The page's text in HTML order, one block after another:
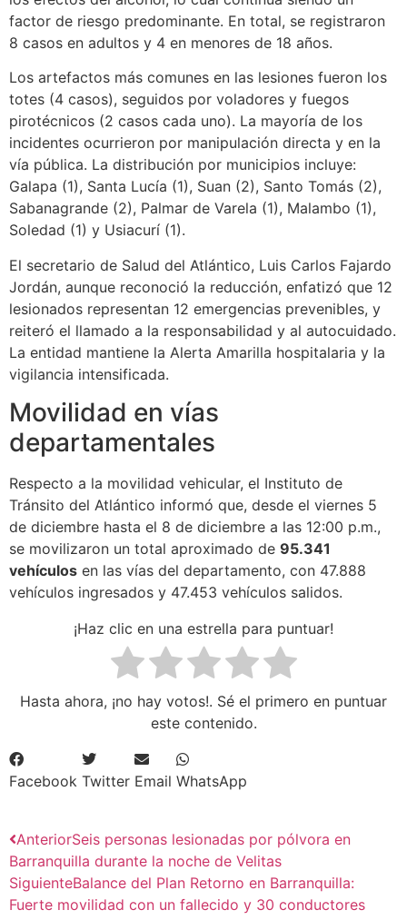
factor de riesgo predominante. En total, se registraron
8 casos en adultos y 4 en menores de 18 años.
Los artefactos más comunes en las lesiones fueron los
totes (4 casos), seguidos por voladores y fuegos
pirotécnicos (2 casos cada uno). La mayoría de los
incidentes ocurrieron por manipulación directa y en la
vía pública. La distribución por municipios incluye:
Galapa (1), Santa Lucía (1), Suan (2), Santo Tomás (2),
Sabanagrande (2), Palmar de Varela (1), Malambo (1),
Soledad (1) y Usiacurí (1).
El secretario de Salud del Atlántico, Luis Carlos Fajardo
Jordán, aunque reconoció la reducción, enfatizó que 12
lesionados representan 12 emergencias prevenibles, y
reiteró el llamado a la responsabilidad y al autocuidado.
La entidad mantiene la Alerta Amarilla hospitalaria y la
vigilancia intensificada.
Movilidad en vías
departamentales
Respecto a la movilidad vehicular, el Instituto de
Tránsito del Atlántico informó que, desde el viernes 5
de diciembre hasta el 8 de diciembre a las 12:00 p.m.,
se movilizaron un total aproximado de 95.341
vehículos en las vías del departamento, con 47.888
vehículos ingresados y 47.453 vehículos salidos.
¡Haz clic en una estrella para puntuar!
Hasta ahora, ¡no hay votos!. Sé el primero en puntuar
este contenido.
Facebook Twitter Email WhatsApp
AnteriorSeis personas lesionadas por pólvora en
Barranquilla durante la noche de Velitas
SiguienteBalance del Plan Retorno en Barranquilla:
Fuerte movilidad con un fallecido y 30 conductores